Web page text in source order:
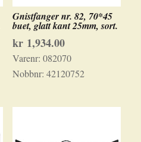
Gnistfanger nr. 82, 70*45
buet, glatt kant 25mm, sort.
kr1,934.00
Varenr: 082070
Nobbnr: 42120752